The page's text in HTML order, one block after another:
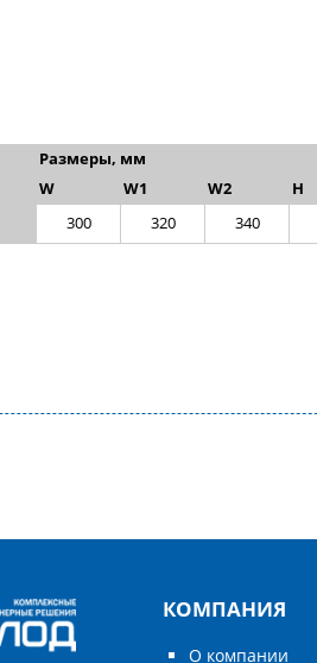
Размеры, мм
W
W1 W2 H
300
320 340
КОМПАНИЯ
О компании